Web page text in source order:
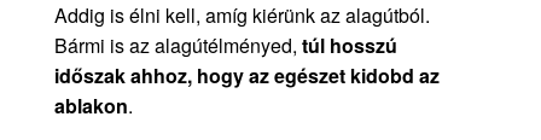
Addig is élni kell, amíg kiérünk az alagútból.
Bármi is az alagútélményed, túl hosszú
időszak ahhoz, hogy az egészet kidobd az
ablakon.